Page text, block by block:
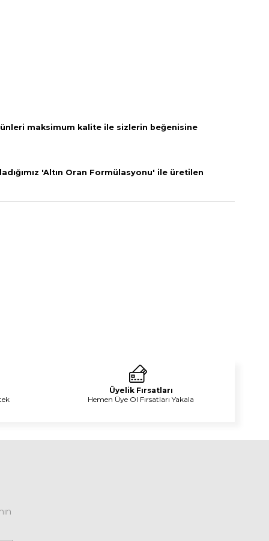
maksimum kalite ile sizlerin beğenisine
'Altın Oran Formülasyonu' ile üretilen
Üyelik Fırsatları
Hemen Üye Ol Fırsatları Yakala